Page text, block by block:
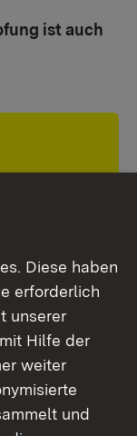
ist auch
es sich,
er sich
eine
Zone. Bei
Diese haben
erforderlich
unserer
Hilfe der
weiter
und